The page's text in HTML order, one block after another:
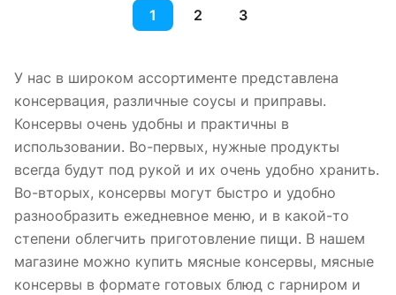
1 2 3
У нас в широком ассортименте представлена
консервация, различные соусы и приправы.
Консервы очень удобны и практичны в
использовании. Во-первых, нужные продукты
всегда будут под рукой и их очень удобно хранить.
Во-вторых, консервы могут быстро и удобно
разнообразить ежедневное меню, и в какой-то
степени облегчить приготовление пищи. В нашем
магазине можно купить мясные консервы, мясные
консервы в формате готовых блюд с гарниром и